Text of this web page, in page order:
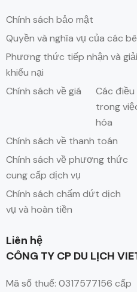
Chính sách bảo mật
Quyền và nghĩa vụ của các
Phương thức tiếp nhận và
khiếu nại
Chính sách về giá
Các điều
trong
hóa
Chính sách về thanh toán
Chính sách về phương thức
cung cấp dịch vụ
Chính sách chấm dứt dịch
vụ và hoàn tiền
Liên hệ
CÔNG TY CP DU LỊCH
Mã số thuế: 0317577156 cấp